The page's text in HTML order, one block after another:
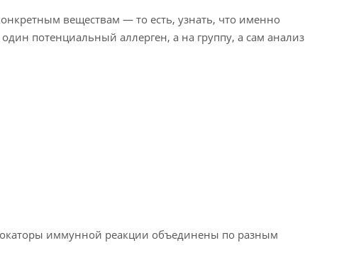
веществам — то есть, узнать, что именно
потенциальный аллерген, а на группу, а сам анализ
иммунной реакции объединены по разным